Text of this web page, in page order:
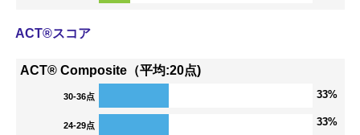
ACT®スコア
ACT® Composite（平均:20点)
30-36点 33%
24-29点 33%